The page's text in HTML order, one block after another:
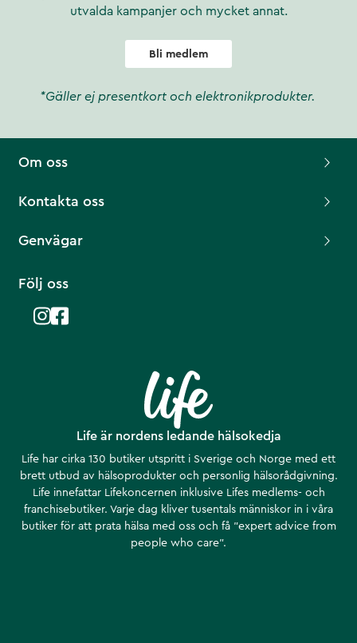
utvalda kampanjer och mycket annat.
Bli medlem
*Gäller ej presentkort och elektronikprodukter.
Life är nordens ledande hälsokedja
Life har cirka 130 butiker utspritt i Sverige och Norge med ett
brett utbud av hälsoprodukter och personlig hälsorådgivning.
Life innefattar Lifekoncernen inklusive Lifes medlems- och
franchisebutiker. Varje dag kliver tusentals människor in i våra
butiker för att prata hälsa med oss och få ”expert advice from
people who care”.
Om oss
Kontakta oss
Genvägar
Följ oss